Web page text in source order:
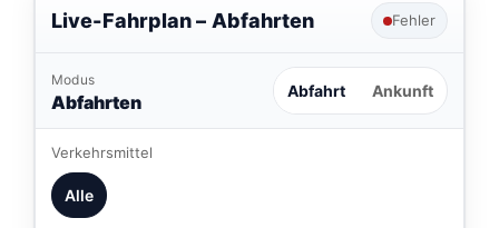
Live-Fahrplan – Abfahrten Fehler
Modus
Abfahrten Abfahrt Ankunft
Verkehrsmittel
Alle